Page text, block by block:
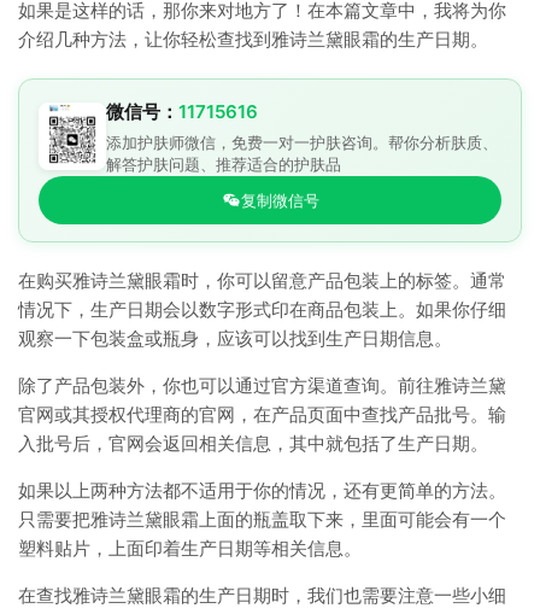
如果是这样的话，那你来对地方了！在本篇文章中，我将为你
介绍几种方法，让你轻松查找到雅诗兰黛眼霜的生产日期。
微信号： 11715616
添加护肤师微信，免费一对一护肤咨询。帮你分析肤质、
解答护肤问题、推荐适合的护肤品
复制微信号
在购买雅诗兰黛眼霜时，你可以留意产品包装上的标签。通常
情况下，生产日期会以数字形式印在商品包装上。如果你仔细
观察一下包装盒或瓶身，应该可以找到生产日期信息。
除了产品包装外，你也可以通过官方渠道查询。前往雅诗兰黛
官网或其授权代理商的官网，在产品页面中查找产品批号。输
入批号后，官网会返回相关信息，其中就包括了生产日期。
如果以上两种方法都不适用于你的情况，还有更简单的方法。
只需要把雅诗兰黛眼霜上面的瓶盖取下来，里面可能会有一个
塑料贴片，上面印着生产日期等相关信息。
在查找雅诗兰黛眼霜的生产日期时，我们也需要注意一些小细